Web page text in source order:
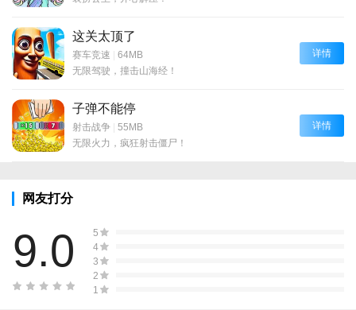
这关太顶了
赛车竞速 | 64MB
无限驾驶，撞击山海经！
详情
子弹不能停
射击战争 | 55MB
无限火力，疯狂射击僵尸！
详情
网友打分
9.0
5
4
3
2
1